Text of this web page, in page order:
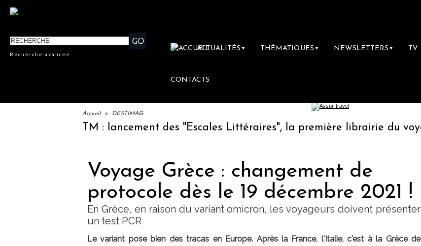
Recherche avancée
ACTUALITÉS ▼ THÉMATIQUES ▼ NEWSLETTERS ▼ TV
CONTACTS
Accueil > DESTIMAG
IFTM : lancement des "Escales Littéraires", la première librairie du voyage
Voyage Grèce : changement de
protocole dès le 19 décembre 2021 !
En Grèce, en raison du variant omicron, les voyageurs doivent présenter
un test PCR
Le variant pose bien des tracas en Europe. Après la France, l'Italie, c'est à la Grèce de